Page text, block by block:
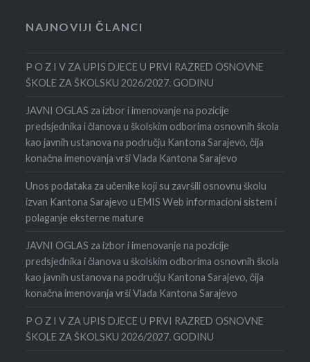
NAJNOVIJI ČLANCI
P O Z I V ZA UPIS DJECE U PRVI RAZRED OSNOVNE
ŠKOLE ZA ŠKOLSKU 2026/2027. GODINU
JAVNI OGLAS za izbor i imenovanje na pozicije
predsjednika i članova u školskim odborima osnovnih škola
kao javnih ustanova na području Kantona Sarajevo, čija
konačna imenovanja vrši Vlada Kantona Sarajevo
Unos podataka za učenike koji su završili osnovnu školu
izvan Kantona Sarajevo u EMIS Web informacioni sistem i
polaganje eksterne mature
JAVNI OGLAS za izbor i imenovanje na pozicije
predsjednika i članova u školskim odborima osnovnih škola
kao javnih ustanova na području Kantona Sarajevo, čija
konačna imenovanja vrši Vlada Kantona Sarajevo
P O Z I V ZA UPIS DJECE U PRVI RAZRED OSNOVNE
ŠKOLE ZA ŠKOLSKU 2026/2027. GODINU